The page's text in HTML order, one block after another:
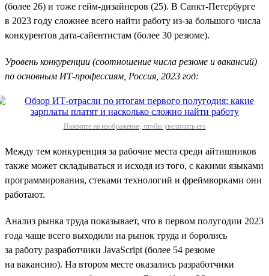
(более 26) и тоже гейм-дизайнеров (25). В Санкт-Петербурге
в 2023 году сложнее всего найти работу из-за большого числа
конкурентов дата-сайентистам (более 30 резюме).
Уровень конкуренции (соотношение числа резюме и вакансий)
по основным ИТ-профессиям, Россия, 2023 год:
Нажмите на изображение, чтобы увеличить его
Между тем конкуренция за рабочие места среди айтишников
также может складываться и исходя из того, с какими языками
программирования, стеками технологий и фреймворками они
работают.
Анализ рынка труда показывает, что в первом полугодии 2023
года чаще всего выходили на рынок труда и боролись
за работу разработчики JavaScript (более 54 резюме
на вакансию). На втором месте оказались разработчики